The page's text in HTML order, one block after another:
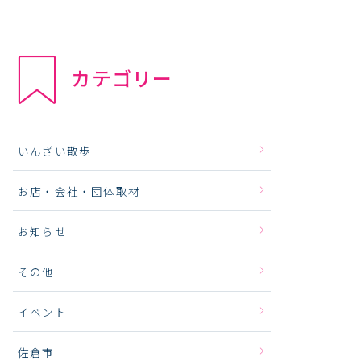
カテゴリー
いんざい散歩
お店・会社・団体取材
お知らせ
その他
イベント
佐倉市